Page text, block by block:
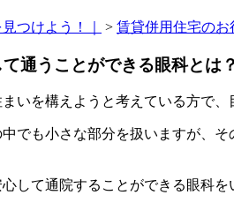
つけよう！｜ > 賃貸併用住宅のお
通うことができる眼科とは？
いを構えようと考えている方で
でも小さな部分を扱いますが、
して通院することができる眼科を